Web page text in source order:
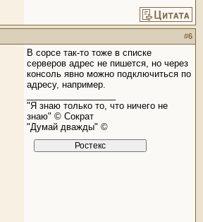
#6
В сорсе так-то тоже в списке
серверов адрес не пишется, но через
консоль явно можно подключиться по
адресу, например.
"Я знаю только то, что ничего не
знаю" © Сократ
"Думай дважды" ©